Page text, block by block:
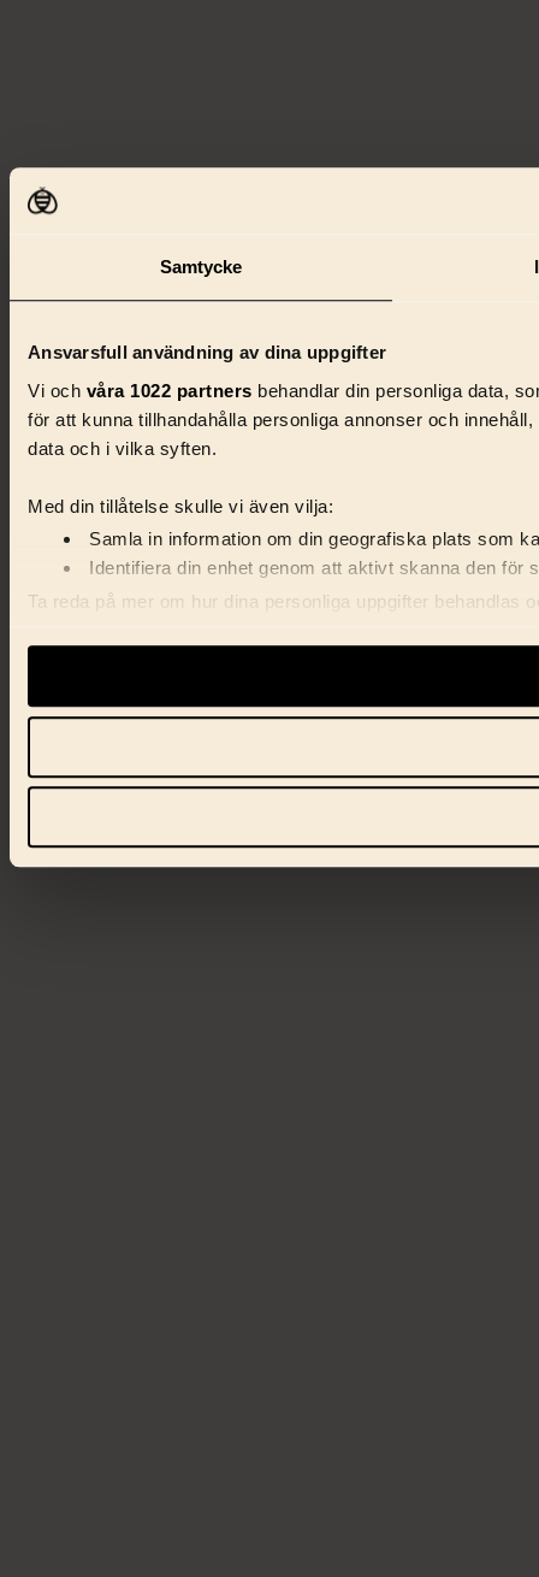
Samtycke
Ansvarsfull användning av dina uppgifter
Vi och våra 1022 partners behandlar din personliga data,
för att kunna tillhandahålla personliga annonser och
data och i vilka syften.
Med din tillåtelse skulle vi även vilja:
Samla in information om din geografiska plats som
Identifiera din enhet genom att aktivt skanna den för
Ta reda på mer om hur dina personliga uppgifter behandlas